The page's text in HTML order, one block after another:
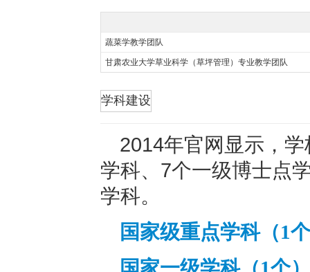
蔬菜学教学团队
甘肃农业大学草业科学（草坪管理）专业教学团队
学科建设
2014年官网显示，
学科、7个一级博士点
学科。
国家级重点学科（1